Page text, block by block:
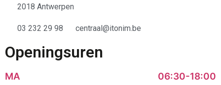
2018 Antwerpen
03 232 29 98 centraal@itonim.be
Openingsuren
MA 06:30-18:00